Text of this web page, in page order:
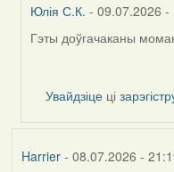
Юлія С.К. - 09.07.2026 -
In
Гэты доўгачаканы
Увайдзіце ці
Harrier- 08.07.2026 -